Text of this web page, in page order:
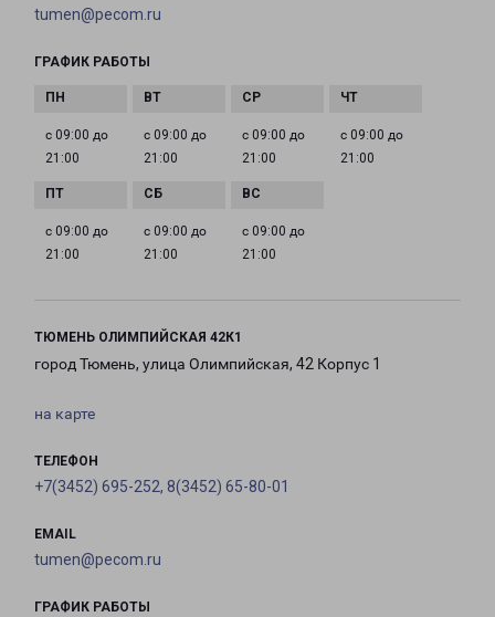
tumen@pecom.ru
ГРАФИК РАБОТЫ
с 09:00 до
21:00
с 09:00 до
21:00
с 09:00 до
21:00
с 09:00 до
21:00
с 09:00 до
21:00
с 09:00 до
21:00
с 09:00 до
21:00
ТЮМЕНЬ ОЛИМПИЙСКАЯ 42К1
город Тюмень, улица Олимпийская, 42 Корпус 1
на карте
ТЕЛЕФОН
+7(3452) 695-252, 8(3452) 65-80-01
EMAIL
tumen@pecom.ru
ГРАФИК РАБОТЫ